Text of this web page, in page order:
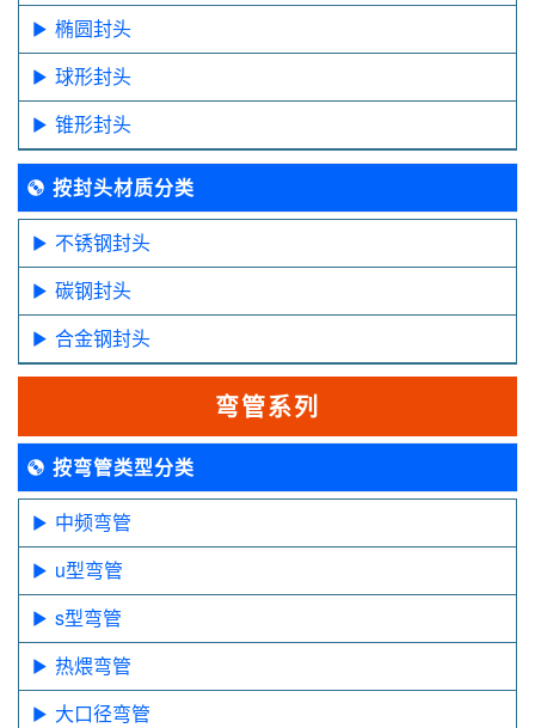
椭圆封头
球形封头
锥形封头
按封头材质分类
不锈钢封头
碳钢封头
合金钢封头
弯管系列
按弯管类型分类
中频弯管
u型弯管
s型弯管
热煨弯管
大口径弯管